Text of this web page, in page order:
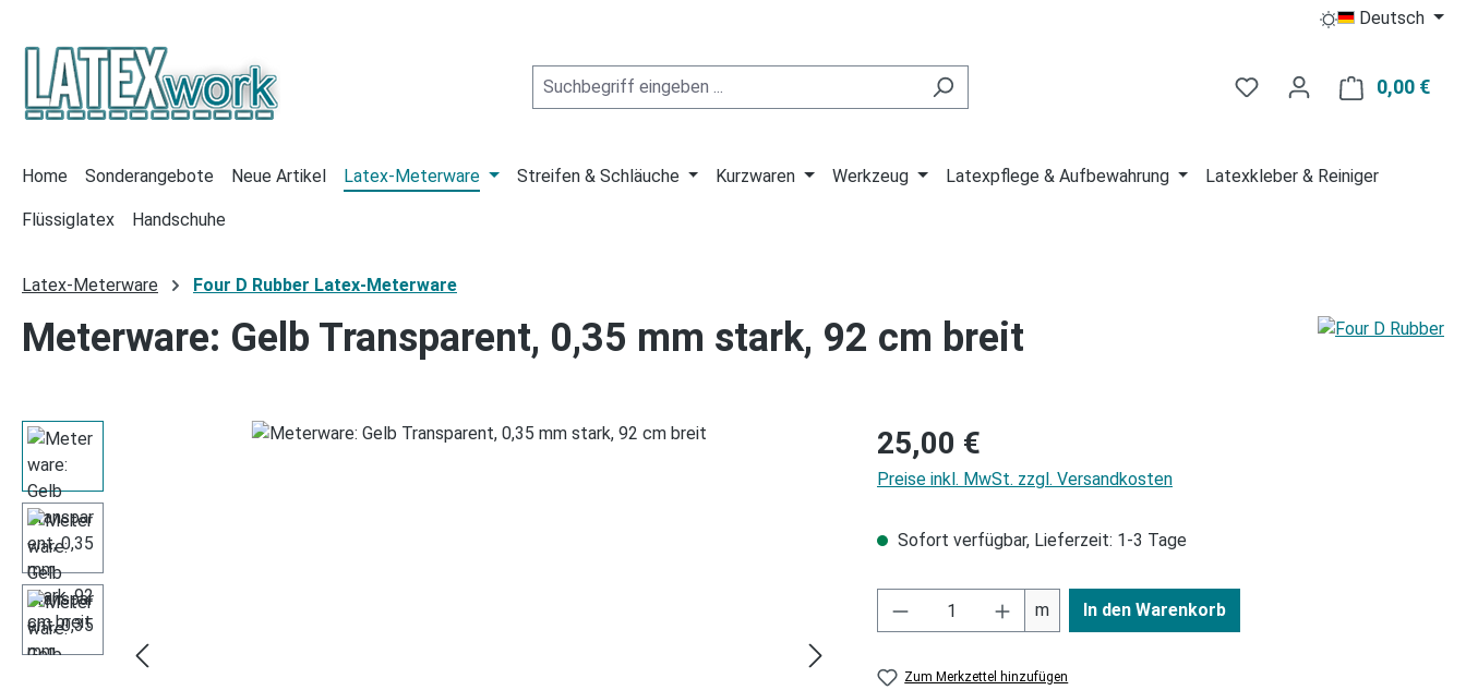
Deutsch
Du hast 0 Produkte auf
0,00 €
Home Sonderangebote Neue Artikel Latex-Meterware Streifen & Schläuche Kurzwaren Werkzeug Latexpflege & Aufbewahrung Latexkleber & Reiniger
Flüssiglatex Handschuhe
Latex-Meterware Four D Rubber Latex-Meterware
Meterware: Gelb Transparent, 0,35 mm stark, 92 cm breit
Bildergalerie überspringen Regulärer Preis:
25,00 €
Preise inkl. MwSt. zzgl. Versandkosten
Sofort verfügbar, Lieferzeit: 1-3 Tage
m In den Warenkorb
Zum Merkzettel hinzufügen